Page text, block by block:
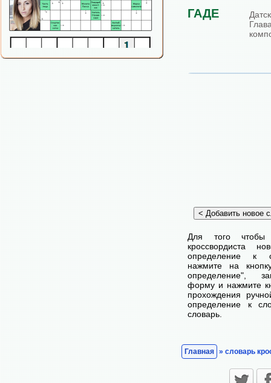
ГАДЕ
Для того чтобы
кроссвордиста
определение к
нажмите на
определение",
форму и нажмите
прохождения
определение к
словарь.
Главная » словарь